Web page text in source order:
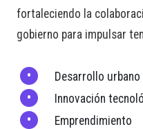
fortaleciendo la
gobierno para impulsar
Desarrollo
Innovación
Emprendimiento